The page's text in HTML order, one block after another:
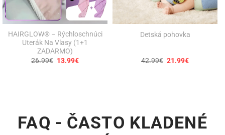
HAIRGLOW® – Rýchloschnúci
Uterák Na Vlasy (1+1
ZADARMO)
26.99€ Pôvodná
13.99€Aktuálna
Detská pohovka
42.99€ Pôvodná
21.99€Aktuálna
FAQ - ČASTO KLADENÉ